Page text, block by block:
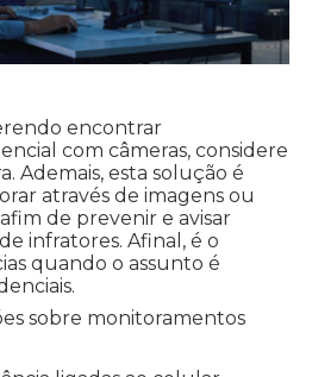
encontrar
com câmeras, considere
Ademais, esta solução é
através de imagens ou
de prevenir e avisar
infratores. Afinal, é o
quando o assunto é
sobre monitoramentos